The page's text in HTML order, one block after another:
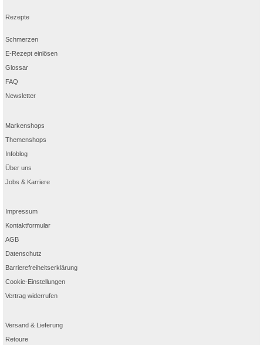
Rezepte
Schmerzen
E-Rezept einlösen
Glossar
FAQ
Newsletter
Markenshops
Themenshops
Infoblog
Über uns
Jobs & Karriere
Impressum
Kontaktformular
AGB
Datenschutz
Barrierefreiheitserklärung
Cookie-Einstellungen
Vertrag widerrufen
Versand & Lieferung
Retoure